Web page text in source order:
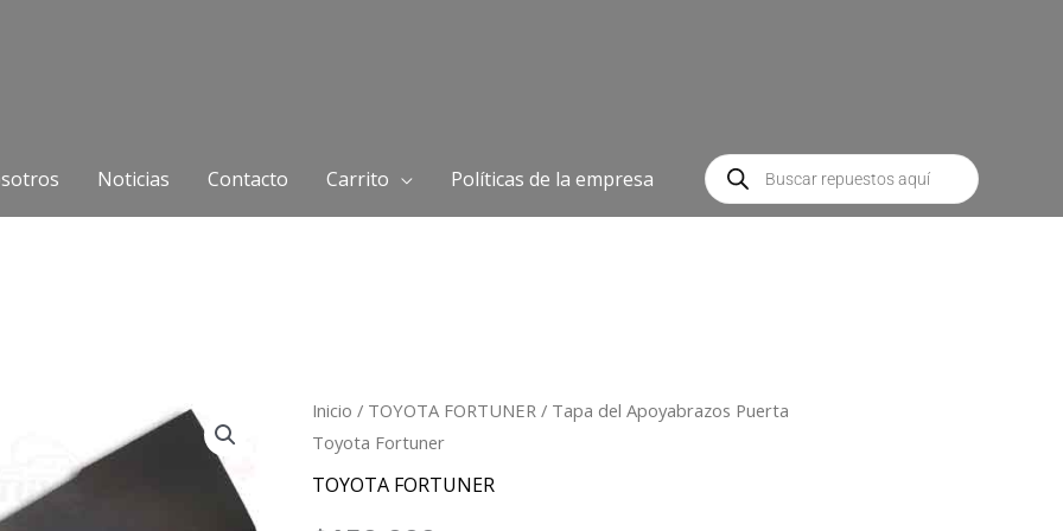
Noticias Contacto Carrito Políticas de la empresa
Búsqueda
de
productos
Inicio / TOYOTA FORTUNER / Tapa del Apoyabrazos Puerta
Toyota Fortuner
TOYOTA FORTUNER